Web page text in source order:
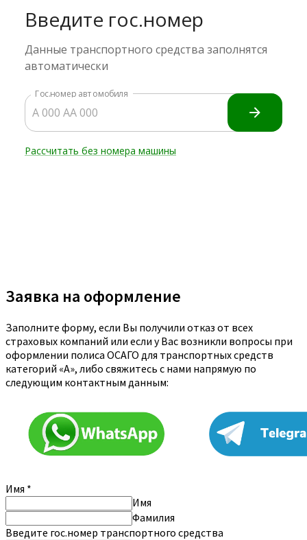
Заявка на оформление
Заполните форму, если Вы получили отказ от всех
страховых компаний или если у Вас возникли вопросы при
оформлении полиса ОСАГО для транспортных средств
категорий «A», либо свяжитесь с нами напрямую по
следующим контактным данным:
Имя *
Имя
Фамилия
Введите гос.номер транспортного средства